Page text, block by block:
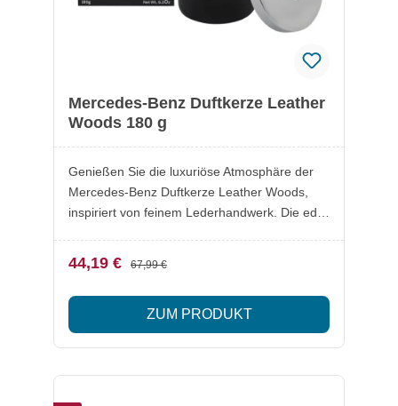
Made in France Teil der nachhaltigen und
innovativen Raumduftkollektion von
Mercedes-Benz Duftkerze Leather
Woods 180 g
Genießen Sie die luxuriöse Atmosphäre der
Mercedes-Benz Duftkerze Leather Woods,
inspiriert von feinem Lederhandwerk. Die edle
im Raum und sorgt für ein warmes, elegantes
Ambiente. Gefertigt aus 100 % farbstofffreiem
Pflanzenwachs mit einem Docht aus reiner
Baumwolle, vereint diese Duftkerze
Lieferumfang: 1x Duftkerze Leather Woods,
44,19 € 67,99 €
ZUM PRODUKT